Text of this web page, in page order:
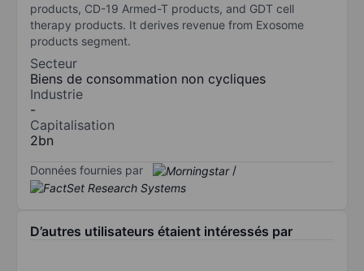
products, CD-19 Armed-T products, and GDT cell
therapy products. It derives revenue from Exosome
products segment.
Secteur
Biens de consommation non cycliques
Industrie
-
Capitalisation
2bn
Données fournies par /
D’autres utilisateurs étaient intéressés par